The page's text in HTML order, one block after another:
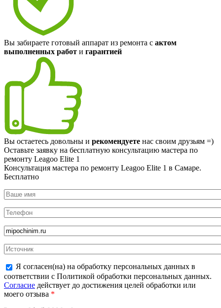
Вы забираете готовый аппарат из ремонта с актом
выполненных работ и гарантией
Вы остаетесь довольны и рекомендуете нас своим друзьям =)
Оставьте заявку на бесплатную консультацию мастера по
ремонту Leagoo Elite 1
Консультация мастера по ремонту Leagoo Elite 1 в Самаре.
Бесплатно
Я согласен(на) на обработку персональных данных в
соответствии с Политикой обработки персональных данных.
Согласие действует до достижения целей обработки или
моего отзыва *